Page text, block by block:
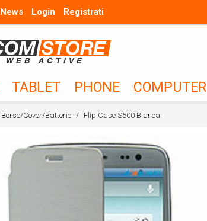
News Login Registrati
TABLET PHONE COMPUTER
Borse/Cover/Batterie Flip Case S500 Bianca